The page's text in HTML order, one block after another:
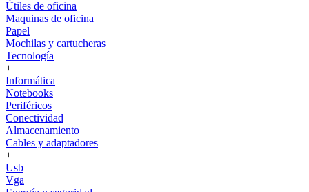
Útiles de oficina
Maquinas de oficina
Papel
Mochilas y cartucheras
Tecnología
+
Informática
Notebooks
Periféricos
Conectividad
Almacenamiento
Cables y adaptadores
+
Usb
Vga